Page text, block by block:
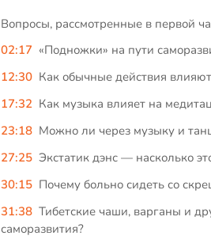
Вопросы, рассмотренные в первой
02:17 «Подножки» на пути
12:30 Как обычные действия
17:32 Как музыка влияет на
23:18 Можно ли через музыку и
27:25 Экстатик дэнс — насколько
30:15 Почему больно сидеть со
31:38 Тибетские чаши, варганы и
саморазвития?